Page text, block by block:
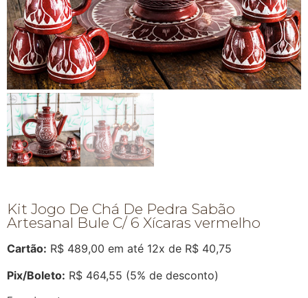
Kit Jogo De Chá De Pedra Sabão
Artesanal Bule C/ 6 Xícaras vermelho
Cartão: R$ 489,00 em até 12x de R$ 40,75
Pix/Boleto: R$ 464,55 (5% de desconto)